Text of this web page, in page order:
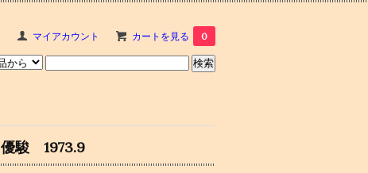
マイアカウント カートを見る 0
優駿 1973.9